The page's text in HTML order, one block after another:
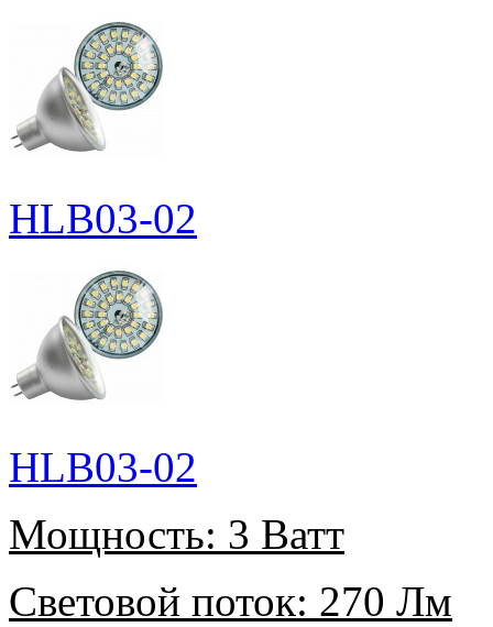
HLB03-02
HLB03-02
Мощность: 3 Ватт
Световой поток: 270 Лм